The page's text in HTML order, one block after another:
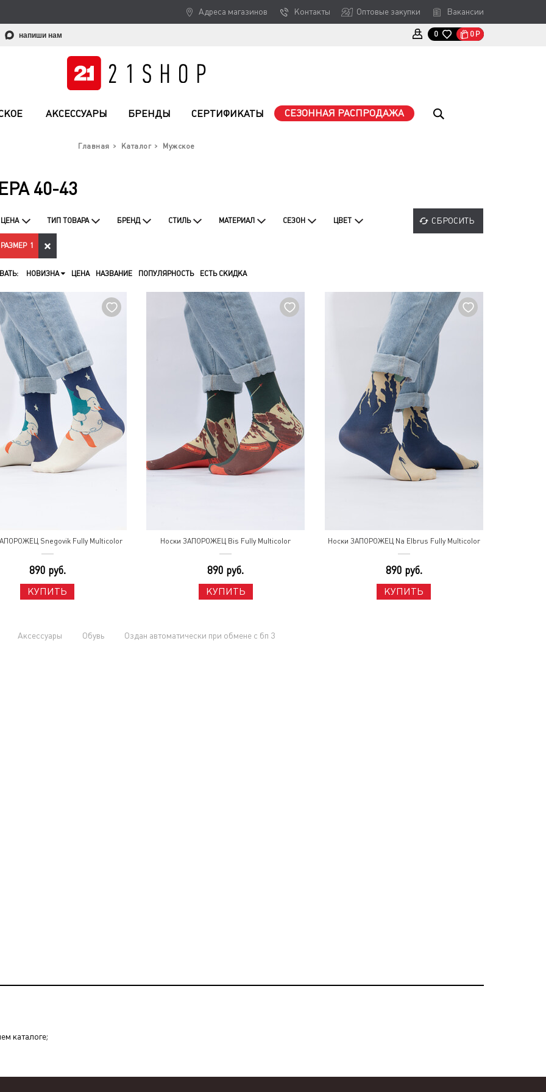
Адреса магазинов Контакты Оптовые закупки Вакансии
напиши нам 0 0 Р
АКСЕССУАРЫ БРЕНДЫ СЕРТИФИКАТЫ СЕЗОННАЯ РАСПРОДАЖА
Главная Каталог Мужское
40-43
ЦЕНА ТИП ТОВАРА БРЕНД СТИЛЬ МАТЕРИАЛ СЕЗОН ЦВЕТ
РАЗМЕР 1
СБРОСИТЬ
НОВИЗНА ЦЕНА НАЗВАНИЕ ПОПУЛЯРНОСТЬ ЕСТЬ СКИДКА
Snegovik Fully Multicolor
890 руб.
КУПИТЬ
Носки ЗАПОРОЖЕЦ Bis Fully Multicolor
890 руб.
КУПИТЬ
Носки ЗАПОРОЖЕЦ Na Elbrus Fully Multicolor
890 руб.
КУПИТЬ
Аксессуары Обувь Оздан автоматически при обмене с бп 3
каталоге;